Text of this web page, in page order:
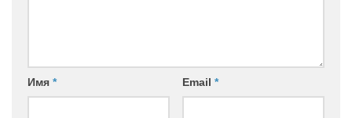
Имя * Email *